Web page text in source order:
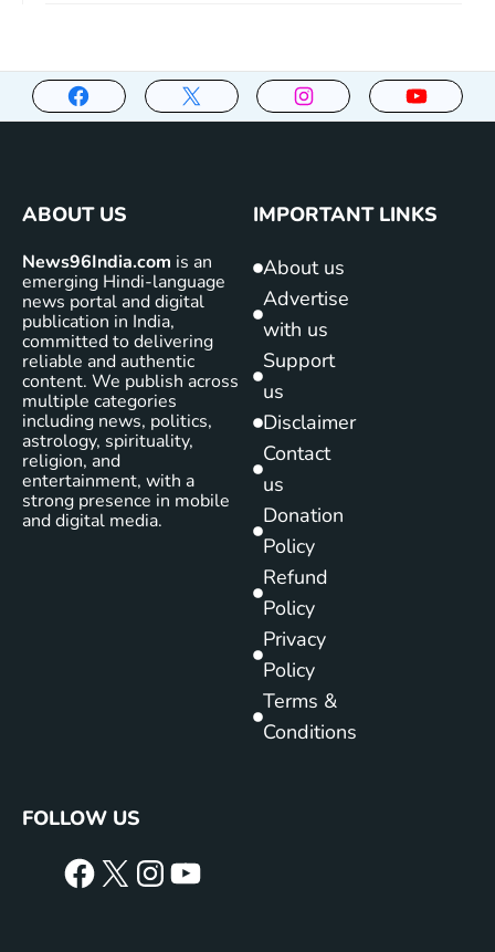
ABOUT US
News96India.com is an
emerging Hindi-language
news portal and digital
publication in India,
committed to delivering
reliable and authentic
content. We publish across
multiple categories
including news, politics,
astrology, spirituality,
religion, and
entertainment, with a
strong presence in mobile
and digital media.
IMPORTANT LINKS
About us
Advertise
with us
Support
us
Disclaimer
Contact
us
Donation
Policy
Refund
Policy
Privacy
Policy
Terms &
Conditions
FOLLOW US